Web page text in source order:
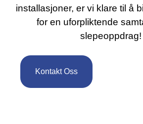
installasjoner, er vi klare til å
for en uforpliktende
slepeoppdrag!
Kontakt Oss